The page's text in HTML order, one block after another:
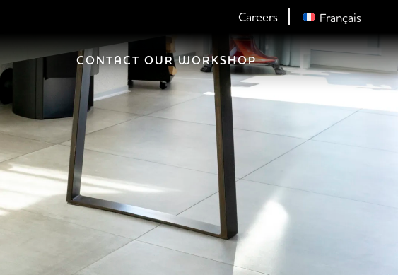
Careers Français
CONTACT OUR WORKSHOP